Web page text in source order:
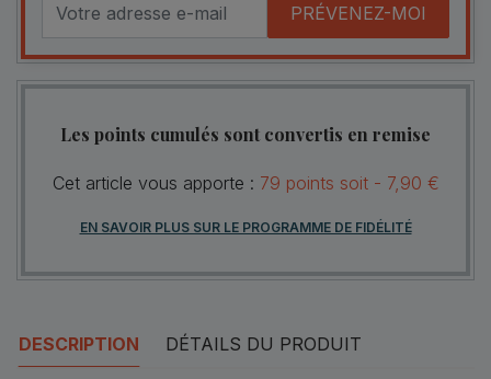
PRÉVENEZ-MOI
Les points cumulés sont convertis en remise
Cet article vous apporte : 79 points soit - 7,90 €
EN SAVOIR PLUS SUR LE PROGRAMME DE FIDÉLITÉ
DESCRIPTION DÉTAILS DU PRODUIT